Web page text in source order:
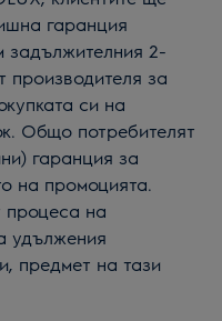
гаранция
задължителния 2-
производителя за
си на
Общо потребителят
гаранция за
на промоцията.
процеса на
удължения
предмет на тази